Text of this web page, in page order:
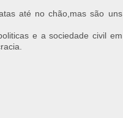
até no chão,mas são uns
e a sociedade civil em